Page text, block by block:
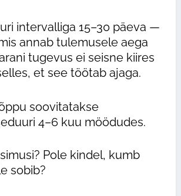
intervalliga 15–30 päeva —
annab tulemusele aega
tugevus ei seisne kiires
et see töötab ajaga.
soovitatakse
4–6 kuu möödudes.
Pole kindel, kumb
sobib?